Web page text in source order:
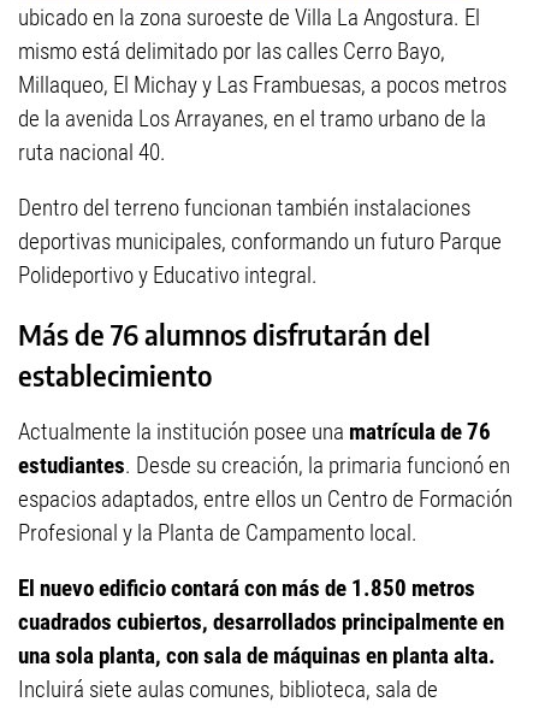
ubicado en la zona suroeste de Villa La Angostura. El
mismo está delimitado por las calles Cerro Bayo,
Millaqueo, El Michay y Las Frambuesas, a pocos metros
de la avenida Los Arrayanes, en el tramo urbano de la
ruta nacional 40.
Dentro del terreno funcionan también instalaciones
deportivas municipales, conformando un futuro Parque
Polideportivo y Educativo integral.
Más de 76 alumnos disfrutarán del
establecimiento
Actualmente la institución posee una matrícula de 76
estudiantes. Desde su creación, la primaria funcionó en
espacios adaptados, entre ellos un Centro de Formación
Profesional y la Planta de Campamento local.
El nuevo edificio contará con más de 1.850 metros
cuadrados cubiertos, desarrollados principalmente en
una sola planta, con sala de máquinas en planta alta.
Incluirá siete aulas comunes, biblioteca, sala de